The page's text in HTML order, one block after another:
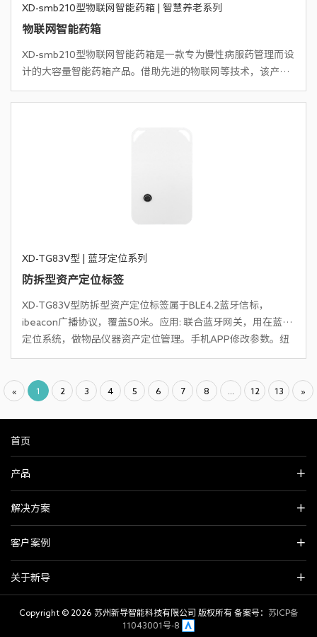
XD-smb210型物联网智能药箱 | 智慧养老系列
物联网智能药箱
XD-smb210型物联网智能药箱是一款专为慢性病服药管理而设
计的大容量智能药箱产品。借助先进的物联网等技术，该产品
能够显著提升服药提醒、用药确认和信息反馈的智能水平，同
时极大地简化分药配药等工作流程。
XD-TG83V型 | 蓝牙定位系列
防拆型资产定位标签
XD-TG83V型防拆型资产定位标签属于BLE4.2蓝牙信标，
ibeacon广播协议，覆盖50米。应用: 联合蓝牙网关，用在蓝牙
定位系统，做物品仪器资产定位管理。手机APP修改参数。纽
« 1 2 3 4 5 6 7 8 12 13 »
首页
产品
解决方案
客户案例
关于新导
Copyright © 2026 苏州新导智能科技有限公司 版权所有 备案号： 苏ICP备
11043001号-8